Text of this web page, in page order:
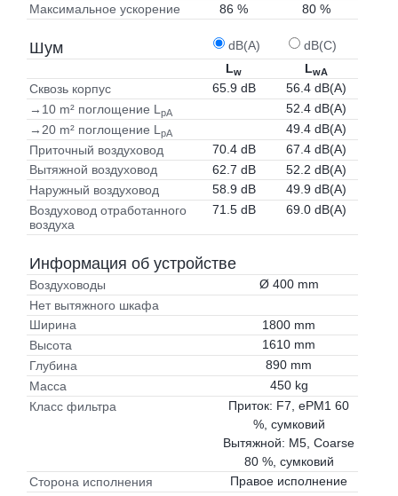
Максимальное ускорение 86 % 80 %
Шум dB(A)
dB(C)
Lw LwA
Сквозь корпус 65.9 dB
56.4 dB(A)
→10 m² поглощение L pA
52.4 dB(A)
→20 m² поглощение L pA
49.4 dB(A)
Приточный воздуховод
70.4 dB
67.4 dB(A)
Вытяжной воздуховод
62.7 dB
52.2 dB(A)
Наружный воздуховод
58.9 dB
49.9 dB(A)
Воздуховод отработанного
воздуха
71.5 dB 69.0 dB(A)
Информация об устройстве
Воздуховоды
Ø 400 mm
Нет вытяжного шкафа
Ширина
1800 mm
Высота
1610 mm
Глубина
890 mm
Масса
450 kg
Класс фильтра
Приток: F7, ePM1 60
%, сумковий
Вытяжной: M5, Coarse
80 %, сумковий
Сторона исполнения
Правое исполнение